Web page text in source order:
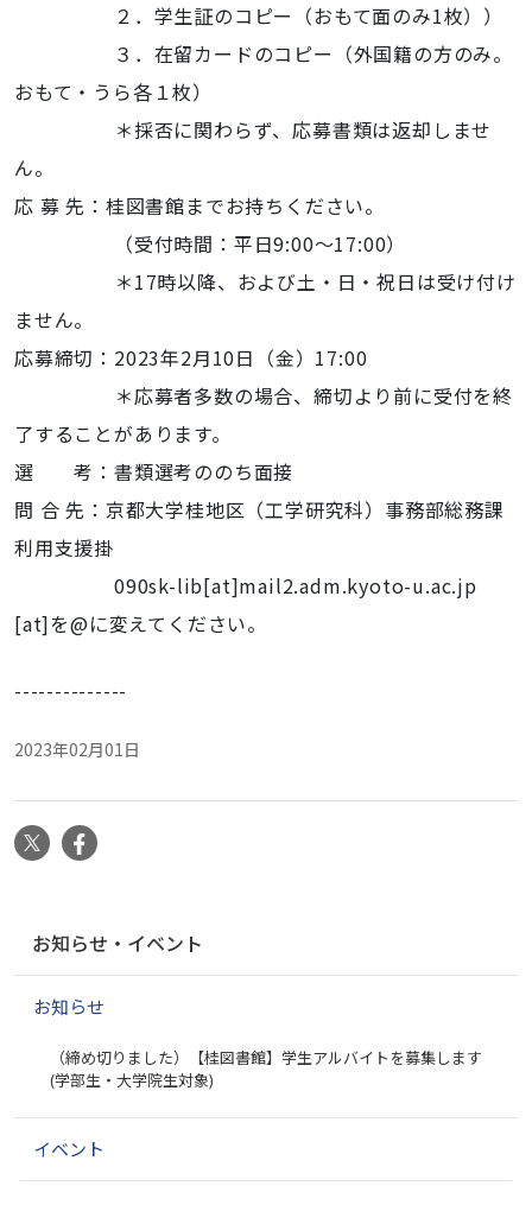
２．学生証のコピー（おもて面のみ1枚））
３．在留カードのコピー（外国籍の方のみ。
おもて・うら各１枚）
＊採否に関わらず、応募書類は返却しませ
ん。
応 募 先：桂図書館までお持ちください。
（受付時間：平日9:00～17:00）
＊17時以降、および土・日・祝日は受け付け
ません。
応募締切：2023年2月10日（金）17:00
＊応募者多数の場合、締切より前に受付を終
了することがあります。
選 考：書類選考ののち面接
問 合 先：京都大学桂地区（工学研究科）事務部総務課
利用支援掛
090sk-lib[at]mail2.adm.kyoto-u.ac.jp
[at]を@に変えてください。
--------------
2023年02月01日
X
ゲ
お知らせ・イベント
お知らせ
（締め切りました）【桂図書館】学生アルバイトを募集します
(学部生・大学院生対象)
イベント